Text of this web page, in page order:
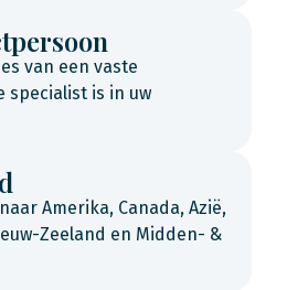
van een vaste
specialist is in uw
Amerika, Canada, Azië,
Zeeland en Midden- &